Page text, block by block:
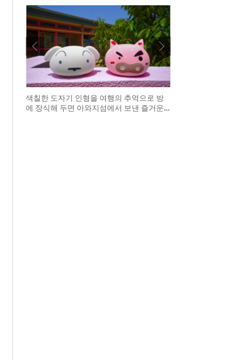
색칠한 도자기 인형을 여행의 추억으로 방
에 장식해 두면 아와지섬에서 보낸 즐거운